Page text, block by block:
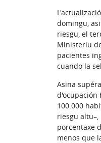
domingu,
riesgu, el
Ministeriu
pacientes
cuando la
Asina
d'ocupación
100.000
riesgu
porcentaxe
menos que